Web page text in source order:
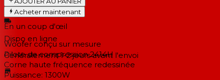
En un coup d'œil
Woofer conçu sur mesure
Pilote de compression 2414H
Corne haute fréquence redessinée
Puissance: 1300W
Acheter maintenant
Dispo en ligne
Généralement 1-2 joursavant l'envoi